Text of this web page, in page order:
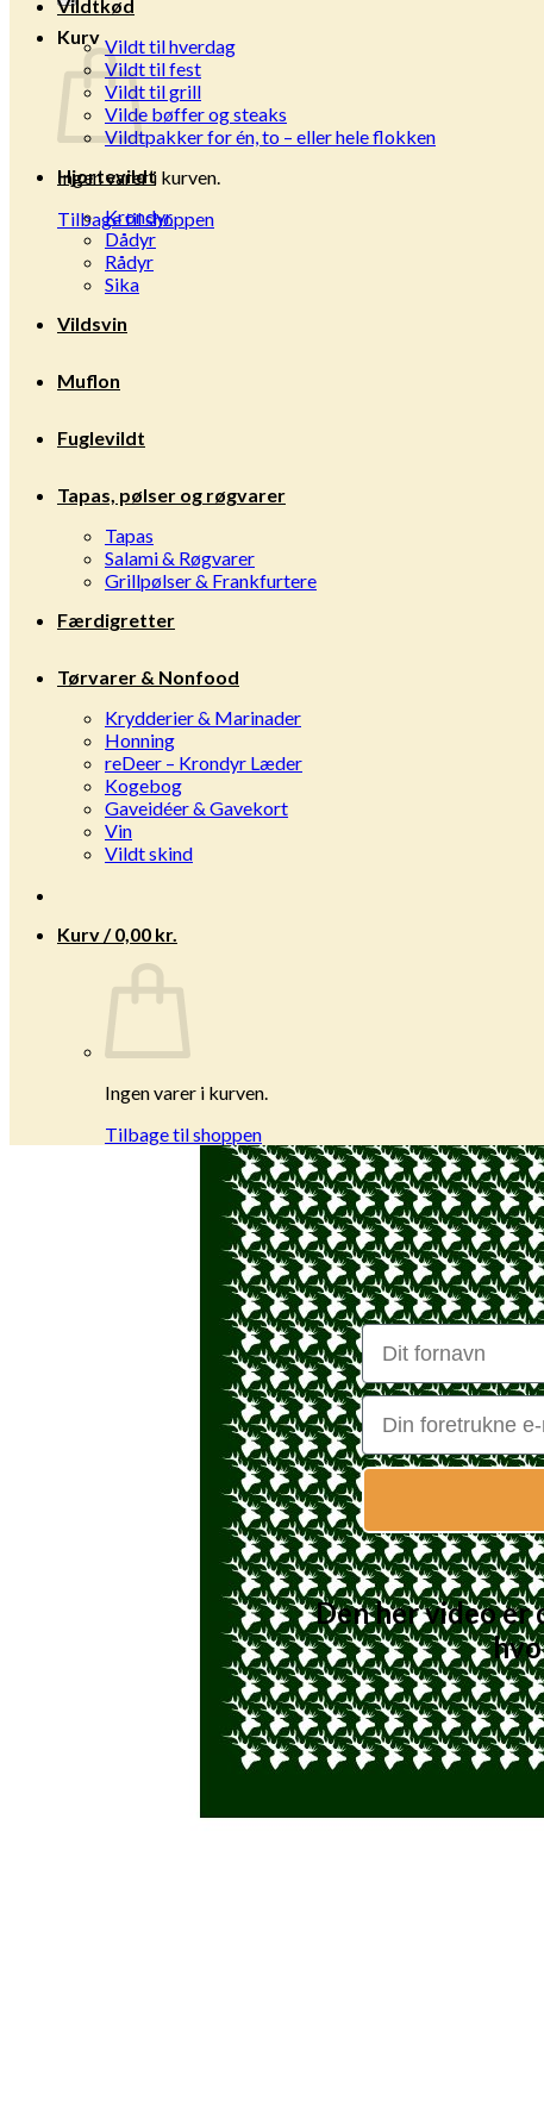
Kurv
Ingen varer i kurven.
Tilbage til shoppen
Vildtkød
Vildt til hverdag
Vildt til fest
Vildt til grill
Vilde bøffer og steaks
Vildtpakker for én, to – eller hele flokken
Hjortevildt
Krondyr
Dådyr
Rådyr
Sika
Vildsvin
Muflon
Fuglevildt
Tapas, pølser og røgvarer
Tapas
Salami & Røgvarer
Grillpølser & Frankfurtere
Færdigretter
Tørvarer & Nonfood
Krydderier & Marinader
Honning
reDeer – Krondyr Læder
Kogebog
Gaveidéer & Gavekort
Vin
Vildt skind
Kurv /0,00 kr.
Ingen varer i kurven.
Tilbage til shoppen
First Name
Email
Den her video